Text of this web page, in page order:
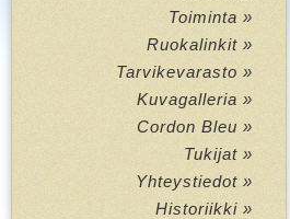
Toiminta »
Ruokalinkit »
Tarvikevarasto »
Kuvagalleria »
Cordon Bleu »
Tukijat »
Yhteystiedot »
Historiikki »